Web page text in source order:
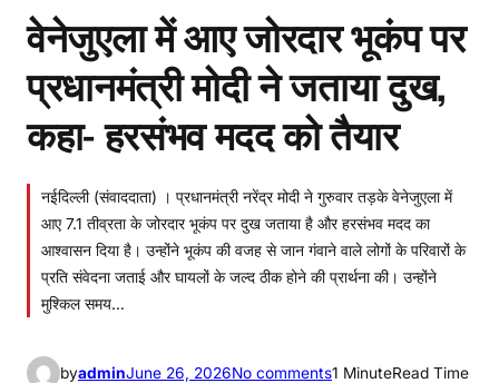
वेनेजुएला में आए जोरदार भूकंप पर
प्रधानमंत्री मोदी ने जताया दुख,
कहा- हरसंभव मदद को तैयार
नईदिल्ली (संवाददाता) । प्रधानमंत्री नरेंद्र मोदी ने गुरुवार तड़के वेनेजुएला में
आए 7.1 तीव्रता के जोरदार भूकंप पर दुख जताया है और हरसंभव मदद का
आश्वासन दिया है। उन्होंने भूकंप की वजह से जान गंवाने वाले लोगों के परिवारों के
प्रति संवेदना जताई और घायलों के जल्द ठीक होने की प्रार्थना की। उन्होंने
मुश्किल समय…
byadminJune 26, 2026No commentso1 MinuteRead Time